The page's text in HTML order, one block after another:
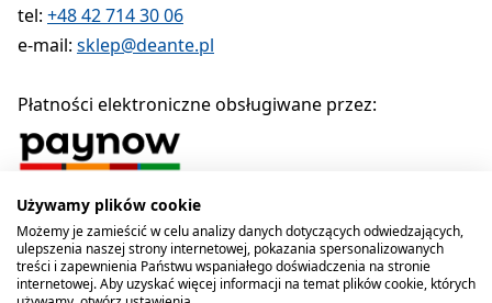
tel: +48 42 714 30 06
e-mail: sklep@deante.pl
Płatności elektroniczne obsługiwane przez:
Deante sp. z o.o. 1990-2026
Polityka prywatności Regulamin Polityka cookies
Używamy plików cookie
Możemy je zamieścić w celu analizy danych dotyczących odwiedzających,
ulepszenia naszej strony internetowej, pokazania spersonalizowanych
treści i zapewnienia Państwu wspaniałego doświadczenia na stronie
internetowej. Aby uzyskać więcej informacji na temat plików cookie, których